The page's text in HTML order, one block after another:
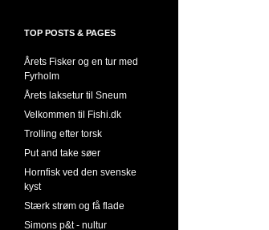
TOP POSTS & PAGES
Årets Fisker og en tur med
Fyrholm
Årets laksetur til Sneum
Velkommen til Fishi.dk
Trolling efter torsk
Put and take søer
Hornfisk ved den svenske
kyst
Stærk strøm og få flade
Simons p&t - nultur